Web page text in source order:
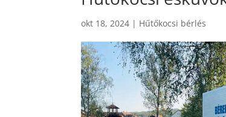
okt 18, 2024 | Hűtőkocsi bérlés